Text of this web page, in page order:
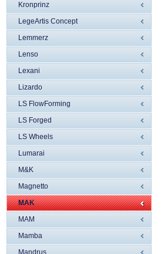
Kronprinz
LegeArtis Concept
Lemmerz
Lenso
Lexani
Lizardo
LS FlowForming
LS Forged
LS Wheels
Lumarai
M&K
Magnetto
MAK
MAM
Mamba
Mandrus